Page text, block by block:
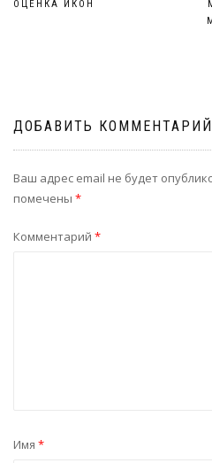
ОЦЕНКА ИКОН
ДОБАВИТЬ КОММЕНТАРИЙ
Ваш адрес email не будет
помечены *
Комментарий *
Имя *